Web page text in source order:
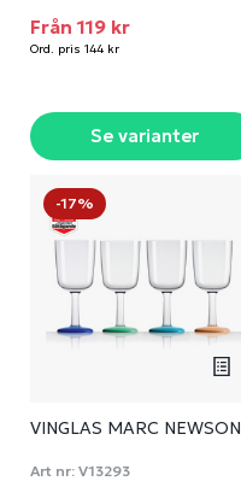
Från 119 kr
Ord. pris 144 kr
Se varianter
-17%
VINGLAS MARC NEWSON
Art nr: V13293